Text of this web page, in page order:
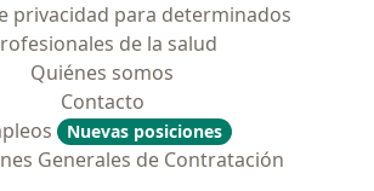
privacidad para determinados
de la salud
Quiénes somos
Contacto
Nuevas posiciones
Generales de Contratación